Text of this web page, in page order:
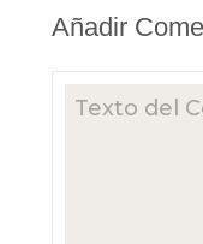
Añadir